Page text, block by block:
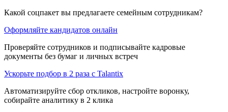
Какой соцпакет вы предлагаете семейным сотрудникам?
Оформляйте кандидатов онлайн
Проверяйте сотрудников и подписывайте кадровые
документы без бумаг и личных встреч
Ускорьте подбор в 2 раза с Talantix
Автоматизируйте сбор откликов, настройте воронку,
собирайте аналитику в 2 клика